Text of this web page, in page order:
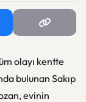
olayı kentte
bulunan Sakıp
evinin